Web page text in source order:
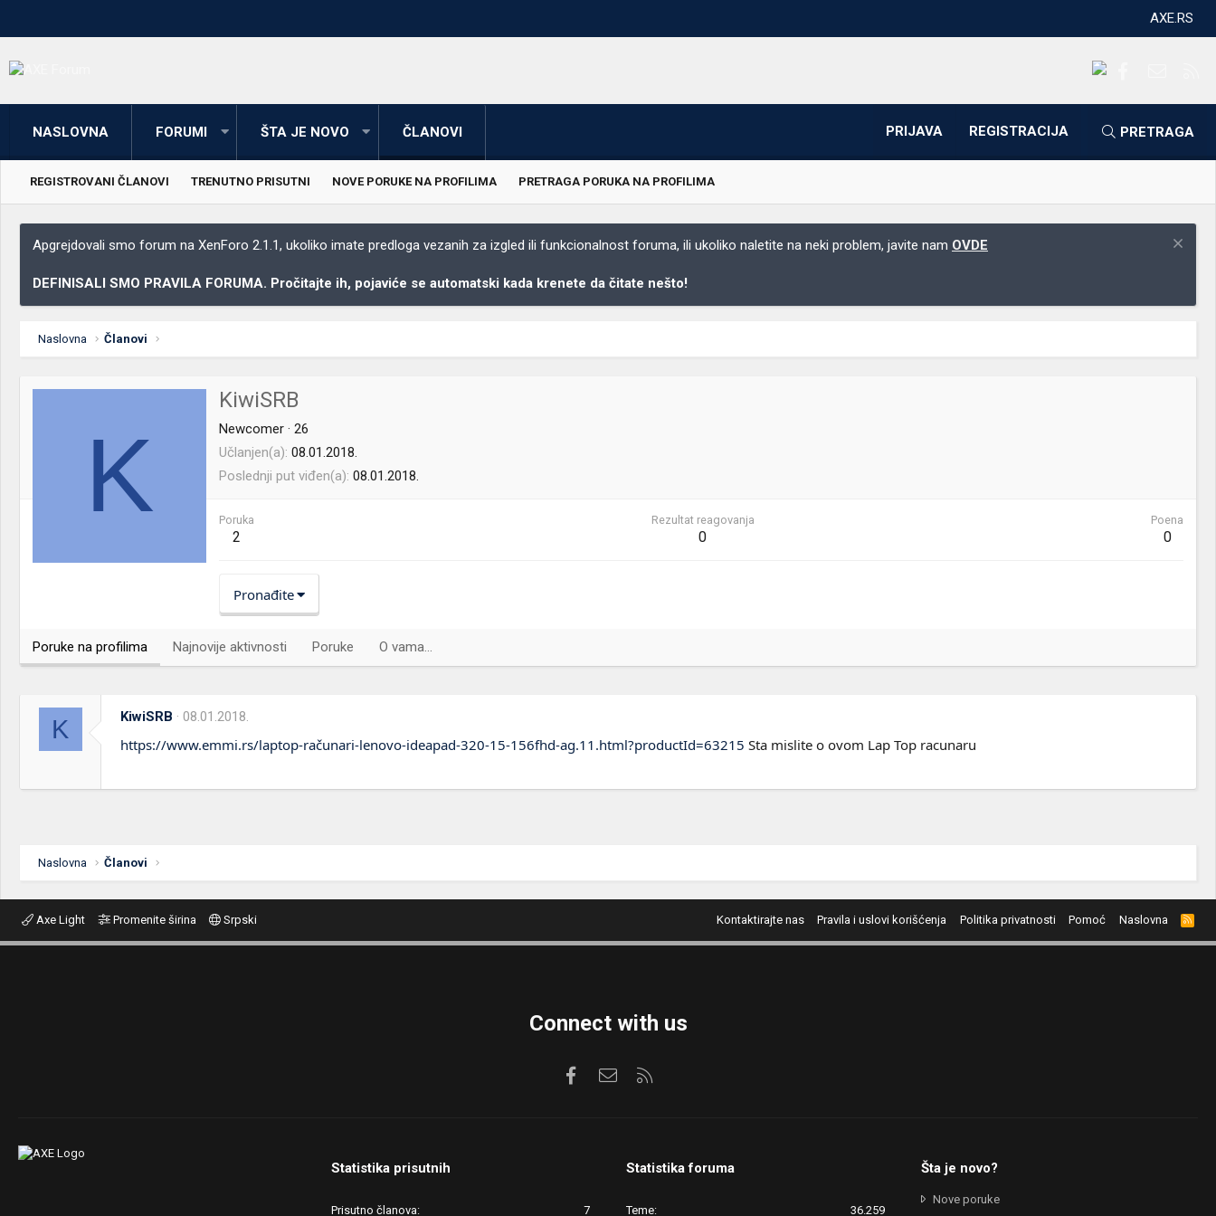
AXE.RS
NASLOVNA FORUMI ŠTA JE NOVO ČLANOVI PRIJAVA REGISTRACIJA PRETRAGA
REGISTROVANI ČLANOVI TRENUTNO PRISUTNI NOVE PORUKE NA PROFILIMA PRETRAGA PORUKA NA PROFILIMA
Apgrejdovali smo forum na XenForo 2.1.1, ukoliko imate predloga vezanih za izgled ili funkcionalnost foruma, ili ukoliko naletite na neki problem, javite nam OVDE
DEFINISALI SMO PRAVILA FORUMA. Pročitajte ih, pojaviće se automatski kada krenete da čitate nešto!
Naslovna Članovi
K
KiwiSRB
Newcomer · 26
Učlanjen(a) 08.01.2018.
Poslednji put viđen(a) 08.01.2018.
Poruka
2
Rezultat reagovanja
0
Poena
0
Pronađite
Poruke na profilima Najnovije aktivnosti Poruke O vama...
K KiwiSRB 08.01.2018.
https://www.emmi.rs/laptop-računari-lenovo-ideapad-320-15-156fhd-ag.11.html?productId=63215 Sta mislite o ovom Lap Top racunaru
Naslovna Članovi
Axe Light Promenite širina Srpski Kontaktirajte nas Pravila i uslovi korišćenja Politika privatnosti Pomoć Naslovna
R
S
S
Connect with us
FacebookKontaktirajte nas
Statistika prisutnih
Prisutno članova 7
Statistika foruma
Teme 36.259
Šta je novo?
Nove poruke